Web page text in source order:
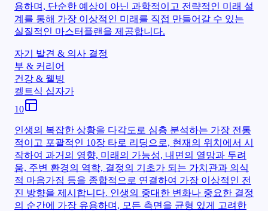
용하며, 단순한 예상이 아닌 과학적이고 전략적인 미래 설
계를 통해 가장 이상적인 미래를 직접 만들어갈 수 있는
실질적인 마스터플랜을 제공합니다.
자기 발견 & 의사 결정
부 & 커리어
건강 & 웰빙
켈트식 십자가
10
인생의 복잡한 상황을 다각도로 심층 분석하는 가장 전통
적이고 포괄적인 10장 타로 리딩으로, 현재의 위치에서 시
작하여 과거의 영향, 미래의 가능성, 내면의 열망과 두려
움, 주변 환경의 역학, 결정의 기초가 되는 가치관과 의식
적 마음가짐 등을 종합적으로 연결하여 가장 이상적인 전
진 방향을 제시합니다. 인생의 중대한 변화나 중요한 결정
의 순간에 가장 유용하며, 모든 측면을 균형 있게 고려한